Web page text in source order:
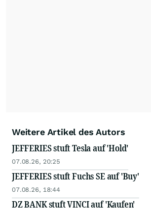
Weitere Artikel des Autors
JEFFERIES stuft Tesla auf 'Hold'
07.08.26, 20:25
JEFFERIES stuft Fuchs SE auf 'Buy'
07.08.26, 18:44
DZ BANK stuft VINCI auf 'Kaufen'